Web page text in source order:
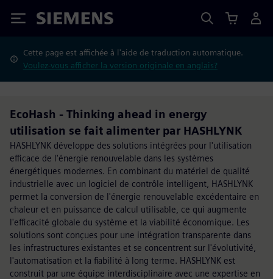
Siemens
Cette page est affichée à l'aide de traduction automatique.
Voulez-vous afficher la version originale en anglais?
EcoHash - Thinking ahead in energy
utilisation se fait alimenter par HASHLYNK
HASHLYNK développe des solutions intégrées pour l'utilisation
efficace de l'énergie renouvelable dans les systèmes
énergétiques modernes. En combinant du matériel de qualité
industrielle avec un logiciel de contrôle intelligent, HASHLYNK
permet la conversion de l'énergie renouvelable excédentaire en
chaleur et en puissance de calcul utilisable, ce qui augmente
l'efficacité globale du système et la viabilité économique. Les
solutions sont conçues pour une intégration transparente dans
les infrastructures existantes et se concentrent sur l'évolutivité,
l'automatisation et la fiabilité à long terme. HASHLYNK est
construit par une équipe interdisciplinaire avec une expertise en